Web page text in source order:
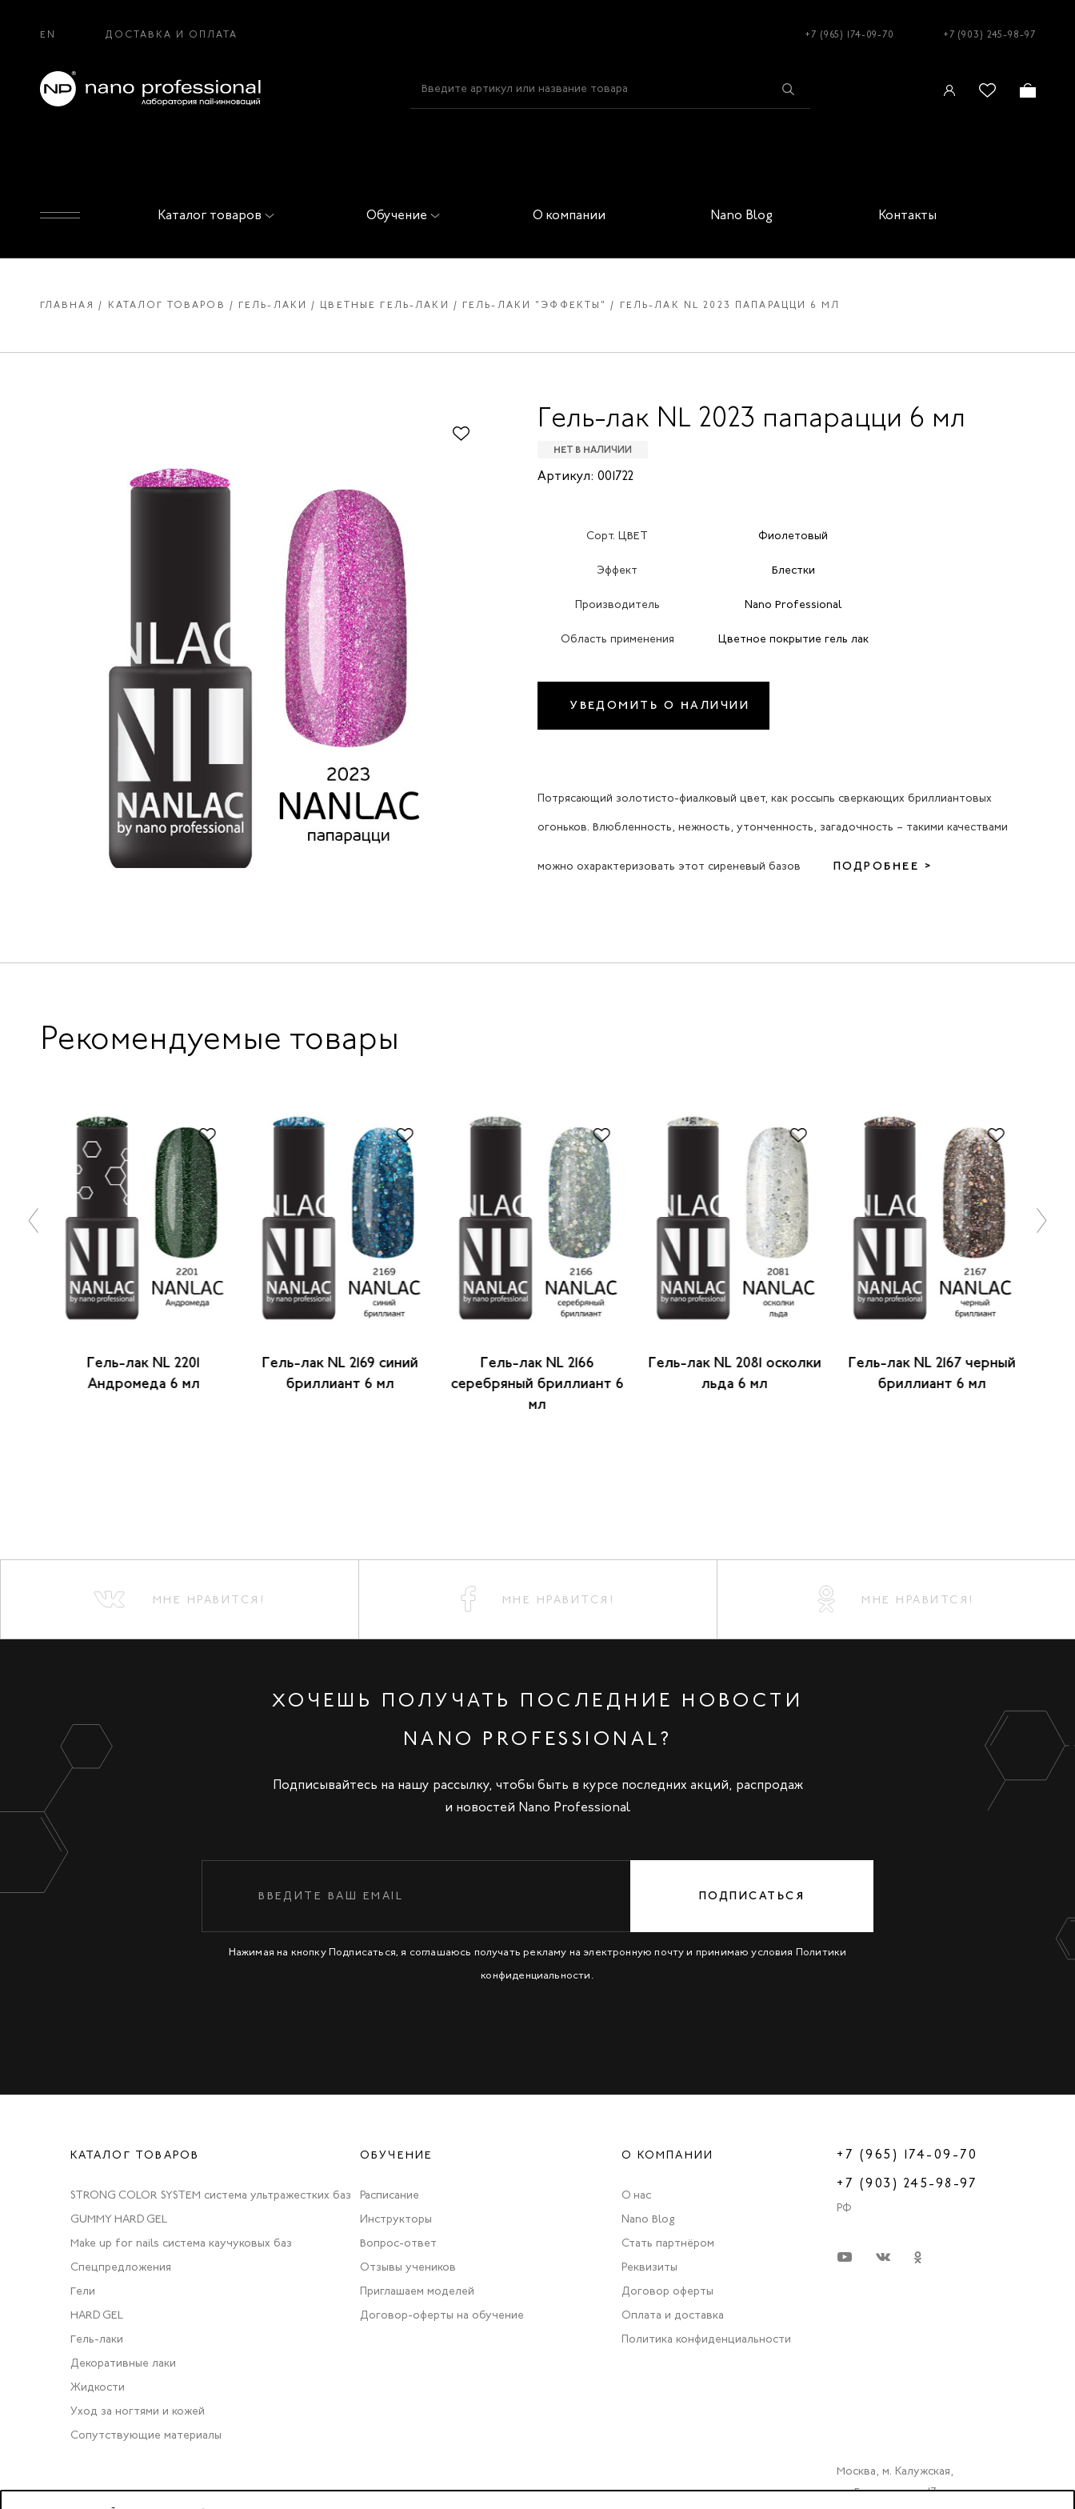
EN ДОСТАВКА И ОПЛАТА +7 (965) 174-09-70 +7 (903) 245-98-97
Каталог товаров Обучение О компании Nano Blog Контакты
ГЛАВНАЯ КАТАЛОГ ТОВАРОВ ГЕЛЬ-ЛАКИ ЦВЕТНЫЕ ГЕЛЬ-ЛАКИ ГЕЛЬ-ЛАКИ "ЭФФЕКТЫ" ГЕЛЬ-ЛАК NL 2023 ПАПАРАЦЦИ 6 МЛ
Гель-лак NL 2023 папарацци 6 мл
НЕТ В НАЛИЧИИ
Артикул: 001722
Сорт. ЦВЕТ Фиолетовый
Эффект Блестки
Производитель Nano Professional
Область применения Цветное покрытие гель лак
УВЕДОМИТЬ О НАЛИЧИИ
Потрясающий золотисто-фиалковый цвет, как россыпь сверкающих бриллиантовых
огоньков. Влюбленность, нежность, утонченность, загадочность – такими качествами
можно охарактеризовать этот сиреневый базов ПОДРОБНЕЕ >
Рекомендуемые товары
Гель-лак NL 2201
Андромеда 6 мл
Гель-лак NL 2169 синий
бриллиант 6 мл
Гель-лак NL 2166
серебряный бриллиант 6
мл
Гель-лак NL 2081 осколки
льда 6 мл
Гель-лак NL 2167 черный
бриллиант 6 мл
МНЕ НРАВИТСЯ! МНЕ НРАВИТСЯ! МНЕ НРАВИТСЯ!
ХОЧЕШЬ ПОЛУЧАТЬ ПОСЛЕДНИЕ НОВОСТИ
NANO PROFESSIONAL?
Подписывайтесь на нашу рассылку, чтобы быть в курсе последних акций, распродаж
и новостей Nano Professional
ПОДПИСАТЬСЯ
Нажимая на кнопку Подписаться, я соглашаюсь получать рекламу на электронную почту и принимаю условия Политики
конфиденциальности.
КАТАЛОГ ТОВАРОВ
STRONG COLOR SYSTEM система ультражестких баз
GUMMY HARD GEL
Make up for nails система каучуковых баз
Спецпредложения
Гели
HARD GEL
Гель-лаки
Декоративные лаки
Жидкости
Уход за ногтями и кожей
Сопутствующие материалы
ОБУЧЕНИЕ
Расписание
Инструкторы
Вопрос-ответ
Отзывы учеников
Приглашаем моделей
Договор-оферты на обучение
О КОМПАНИИ
О нас
Nano Blog
Стать партнёром
Реквизиты
Договор оферты
Оплата и доставка
Политика конфиденциальности
+7 (965) 174-09-70
+7 (903) 245-98-97
РФ
Москва, м. Калужская,
ул. Бутлерова д. 17